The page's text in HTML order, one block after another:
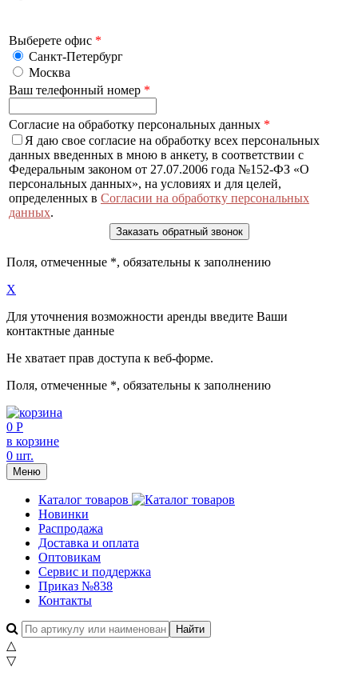
Выберете офис *
Санкт-Петербург
Москва
Ваш телефонный номер *
Согласие на обработку персональных данных *
Я даю свое согласие на обработку всех персональных
данных введенных в мною в анкету, в соответствии с
Федеральным законом от 27.07.2006 года №152-ФЗ «О
персональных данных», на условиях и для целей,
определенных в Согласии на обработку персональных
данных.
Поля, отмеченные *, обязательны к заполнению
X
Для уточнения возможности аренды введите Ваши
контактные данные
Не хватает прав доступа к веб-форме.
Поля, отмеченные *, обязательны к заполнению
0 Р
в корзине
0 шт.
Меню
Каталог товаров
Новинки
Распродажа
Доставка и оплата
Оптовикам
Сервис и поддержка
Приказ №838
Контакты
△
▽